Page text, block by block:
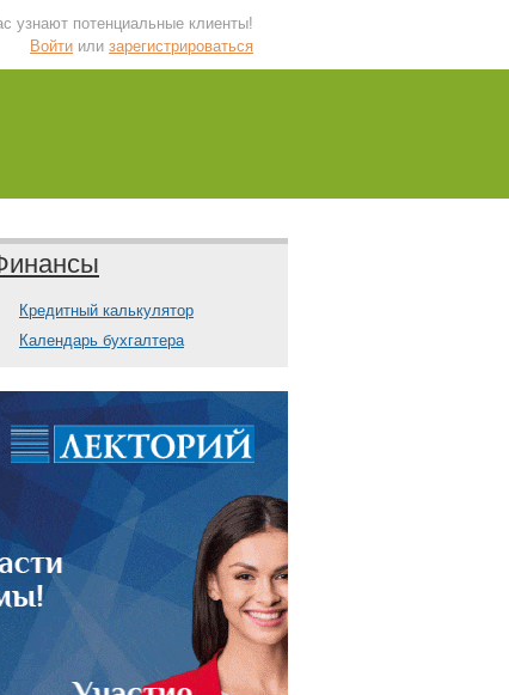
узнают потенциальные клиенты!
Войти или зарегистрироваться
Кредитный калькулятор
Календарь бухгалтера